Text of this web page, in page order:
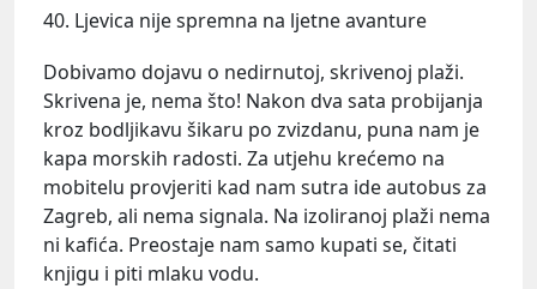
40. Ljevica nije spremna na ljetne avanture
Dobivamo dojavu o nedirnutoj, skrivenoj plaži.
Skrivena je, nema što! Nakon dva sata probijanja
kroz bodljikavu šikaru po zvizdanu, puna nam je
kapa morskih radosti. Za utjehu krećemo na
mobitelu provjeriti kad nam sutra ide autobus za
Zagreb, ali nema signala. Na izoliranoj plaži nema
ni kafića. Preostaje nam samo kupati se, čitati
knjigu i piti mlaku vodu.